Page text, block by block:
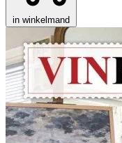
in winkelmand